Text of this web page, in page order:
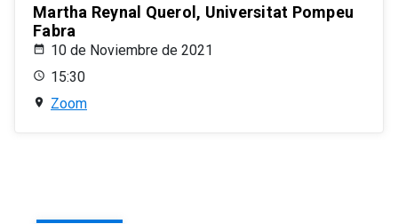
Martha Reynal Querol, Universitat Pompeu
Fabra
10 de Noviembre de 2021
15:30
Zoom